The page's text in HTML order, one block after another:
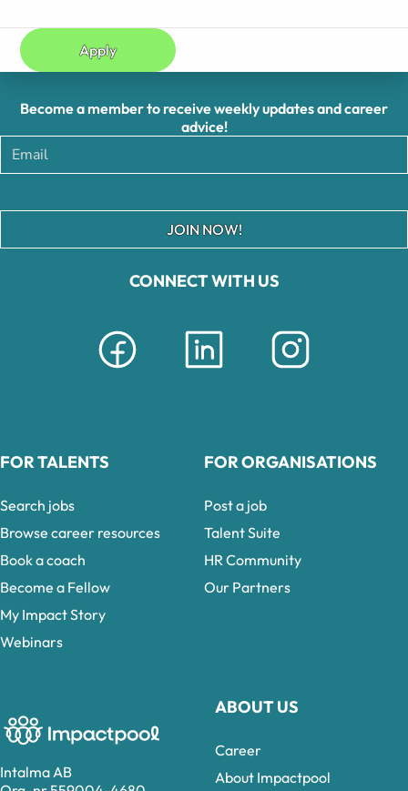
Apply
Intalma AB
CONNECT WITH US
ABOUT US
Career
About Impactpool
Become a member to receive weekly updates and career
advice!
JOIN NOW!
FOR TALENTS
Search jobs
Browse career resources
Book a coach
Become a Fellow
My Impact Story
Webinars
FOR ORGANISATIONS
Post a job
Talent Suite
HR Community
Our Partners